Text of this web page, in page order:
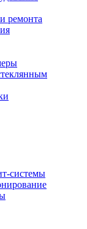
ремонта
системы